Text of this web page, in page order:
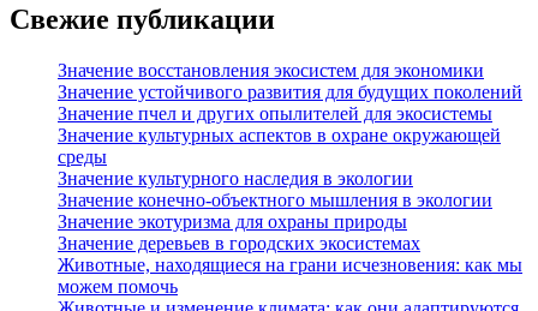
Свежие публикации
Значение восстановления экосистем для экономики
Значение устойчивого развития для будущих поколений
Значение пчел и других опылителей для экосистемы
Значение культурных аспектов в охране окружающей
среды
Значение культурного наследия в экологии
Значение конечно-объектного мышления в экологии
Значение экотуризма для охраны природы
Значение деревьев в городских экосистемах
Животные, находящиеся на грани исчезновения: как мы
можем помочь